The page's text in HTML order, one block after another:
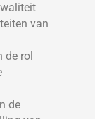
van
de rol
de